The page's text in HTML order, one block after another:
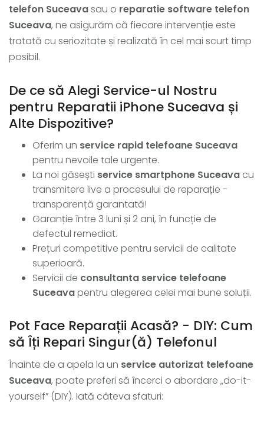
telefon Suceavasau o reparatie software telefon
Suceava, ne asigurăm că fiecare intervenție este
tratată cu seriozitate și realizată în cel mai scurt timp
posibil.
De ce să Alegi Service-ul Nostru
pentru Reparatii iPhone Suceava și
Alte Dispozitive?
Oferim un service rapid telefoane Suceava
pentru nevoile tale urgente.
La noi găsești service smartphone Suceava cu
transmitere live a procesului de reparație -
transparență garantată!
Garanție între 3 luni și 2 ani, în funcție de
defectul remediat.
Prețuri competitive pentru servicii de calitate
superioară.
Servicii de consultanta service telefoane
Suceavapentru alegerea celei mai bune soluții.
Pot Face Reparații Acasă? - DIY: Cum
să Îți Repari Singur(ă) Telefonul
Înainte de a apela la un service autorizat telefoane
Suceava, poate preferi să încerci o abordare „do-it-
yourself” (DIY). Iată câteva sfaturi: